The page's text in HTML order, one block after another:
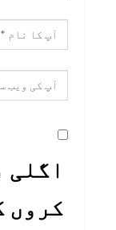
اگلی
کروں